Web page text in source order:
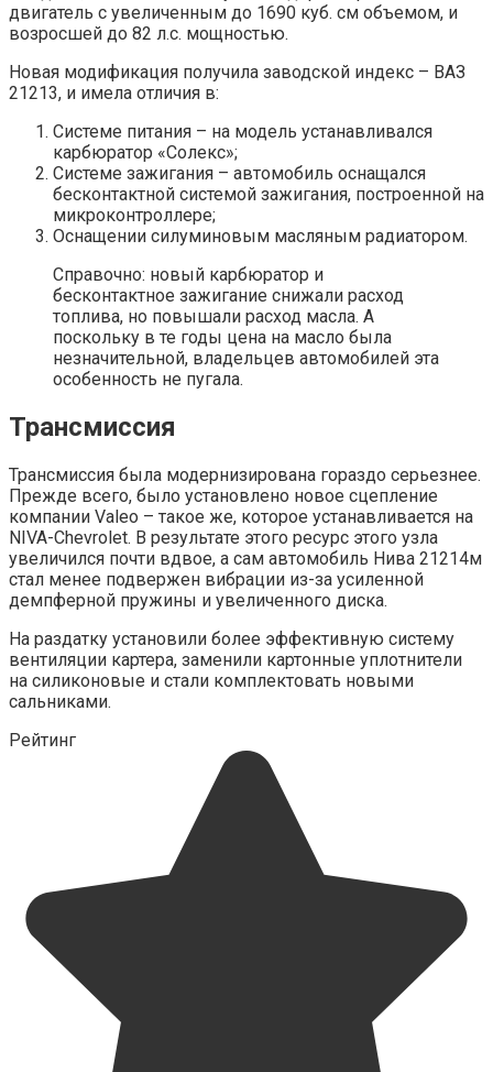
двигатель с увеличенным до 1690 куб. см объемом, и
возросшей до 82 л.с. мощностью.
Новая модификация получила заводской индекс – ВАЗ
21213, и имела отличия в:
Системе питания – на модель устанавливался
карбюратор «Солекс»;
Системе зажигания – автомобиль оснащался
бесконтактной системой зажигания, построенной на
микроконтроллере;
Оснащении силуминовым масляным радиатором.
Справочно: новый карбюратор и
бесконтактное зажигание снижали расход
топлива, но повышали расход масла. А
поскольку в те годы цена на масло была
незначительной, владельцев автомобилей эта
особенность не пугала.
Трансмиссия
Трансмиссия была модернизирована гораздо серьезнее.
Прежде всего, было установлено новое сцепление
компании Valeo – такое же, которое устанавливается на
NIVA-Chevrolet. В результате этого ресурс этого узла
увеличился почти вдвое, а сам автомобиль Нива 21214м
стал менее подвержен вибрации из-за усиленной
демпферной пружины и увеличенного диска.
На раздатку установили более эффективную систему
вентиляции картера, заменили картонные уплотнители
на силиконовые и стали комплектовать новыми
сальниками.
Рейтинг